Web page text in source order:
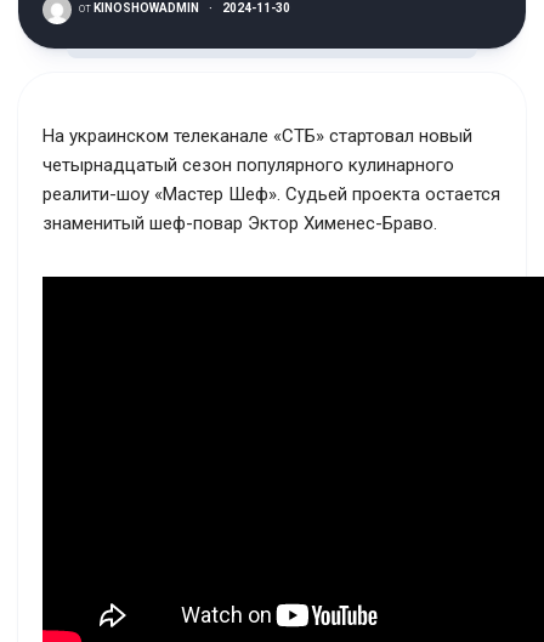
от KINOSHOWADMIN · 2024-11-30
На украинском телеканале «СТБ» стартовал новый
четырнадцатый сезон популярного кулинарного
реалити-шоу «Мастер Шеф». Судьей проекта остается
знаменитый шеф-повар Эктор Хименес-Браво.